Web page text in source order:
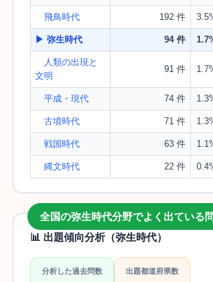
飛鳥時代 192 件
▶ 弥生時代 94 件
人類の出現と
文明
91 件
平成・現代 74 件
古墳時代 71 件
戦国時代 63 件
縄文時代 22 件
全国の弥生時代分野でよく出ている
📊 出題傾向分析（弥生時代）
分析した過去問数 出題都道府県数